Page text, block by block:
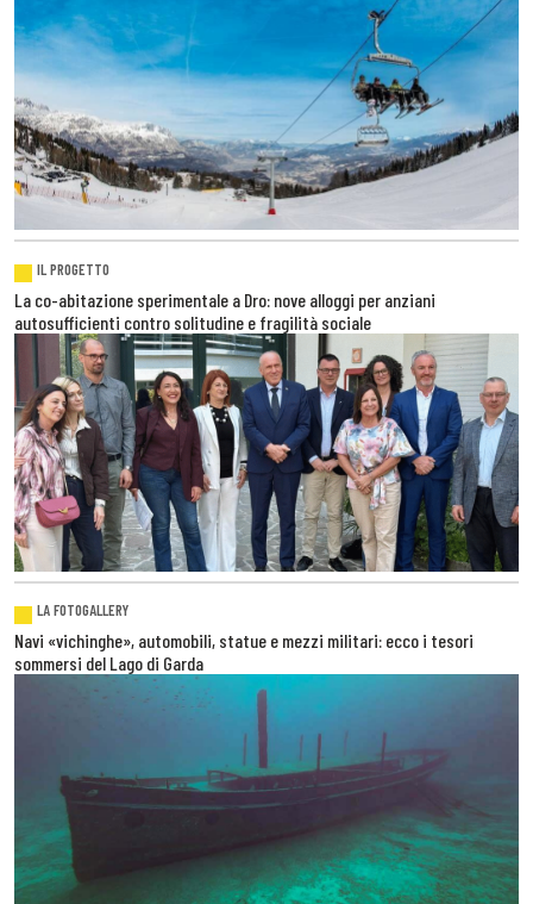
IL PROGETTO
La co-abitazione sperimentale a Dro: nove alloggi per anziani
autosufficienti contro solitudine e fragilità sociale
LA FOTOGALLERY
Navi «vichinghe», automobili, statue e mezzi militari: ecco i tesori
sommersi del Lago di Garda